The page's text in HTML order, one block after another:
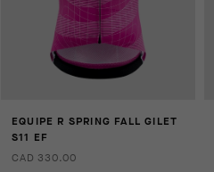
EQUIPE R SPRING FALL GILET
S11 EF
CAD 330.00